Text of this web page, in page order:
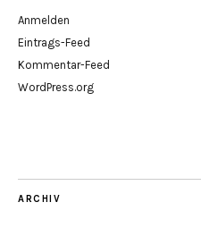
Anmelden
Eintrags-Feed
Kommentar-Feed
WordPress.org
ARCHIV